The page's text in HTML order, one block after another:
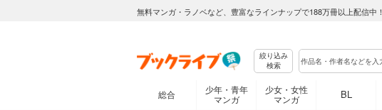
無料マンガ・ラノベなど、豊富なラインナップで188万冊以上配信中！
絞り込み
検索
総合
少年・青年
マンガ
少女・女性
マンガ
BL